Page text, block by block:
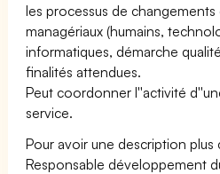
les processus de
managériaux (humains,
informatiques, démarche
finalités attendues.
Peut coordonner l''activité
service.
Pour avoir une description
Responsable développement